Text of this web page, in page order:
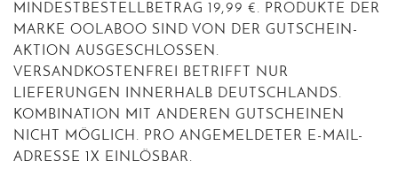
MINDESTBESTELLBETRAG 19,99 €. PRODUKTE DER
MARKE OOLABOO SIND VON DER GUTSCHEIN-
AKTION AUSGESCHLOSSEN.
VERSANDKOSTENFREI BETRIFFT NUR
LIEFERUNGEN INNERHALB DEUTSCHLANDS.
KOMBINATION MIT ANDEREN GUTSCHEINEN
NICHT MÖGLICH. PRO ANGEMELDETER E-MAIL-
ADRESSE 1X EINLÖSBAR.